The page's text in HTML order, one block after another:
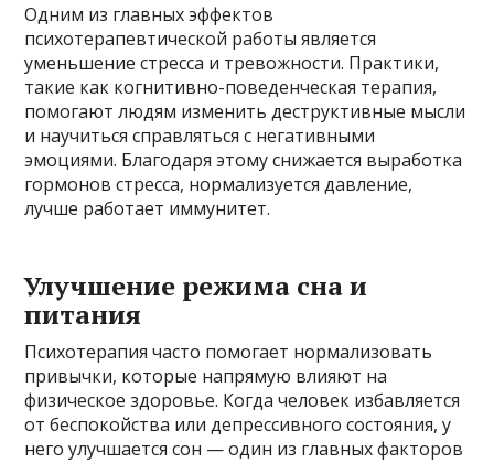
Одним из главных эффектов
психотерапевтической работы является
уменьшение стресса и тревожности. Практики,
такие как когнитивно-поведенческая терапия,
помогают людям изменить деструктивные мысли
и научиться справляться с негативными
эмоциями. Благодаря этому снижается выработка
гормонов стресса, нормализуется давление,
лучше работает иммунитет.
Улучшение режима сна и
питания
Психотерапия часто помогает нормализовать
привычки, которые напрямую влияют на
физическое здоровье. Когда человек избавляется
от беспокойства или депрессивного состояния, у
него улучшается сон — один из главных факторов